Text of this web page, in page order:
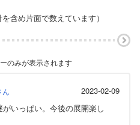
含め片面で数えています）
のみが表示されます
ん
2023-02-09
いっぱい。今後の展開楽し